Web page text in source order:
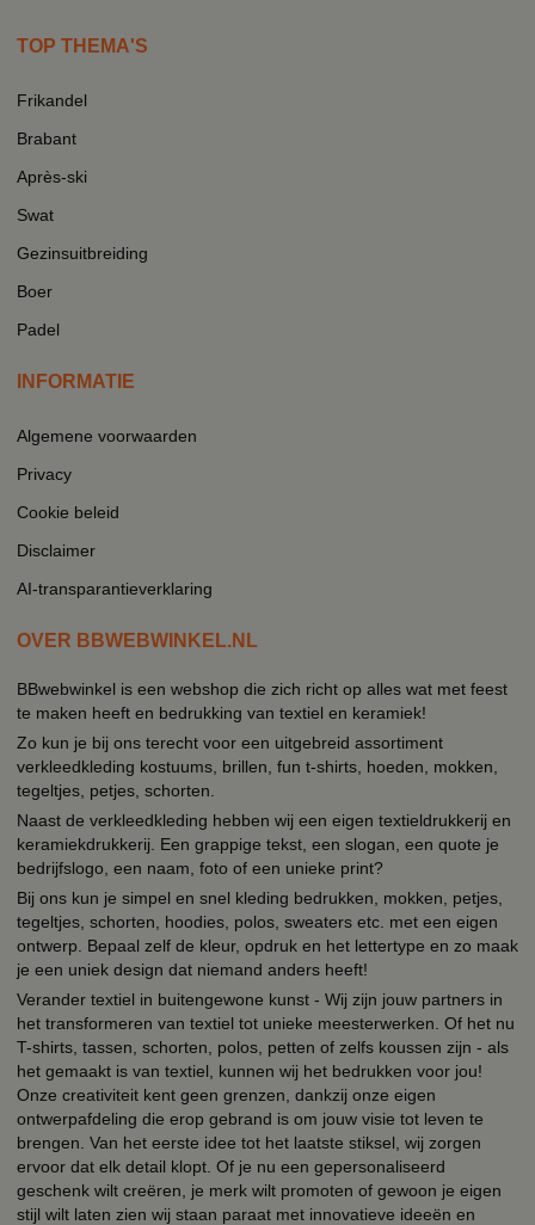
TOP THEMA'S
Frikandel
Brabant
Après-ski
Swat
Gezinsuitbreiding
Boer
Padel
INFORMATIE
Algemene voorwaarden
Privacy
Cookie beleid
Disclaimer
AI-transparantieverklaring
OVER BBWEBWINKEL.NL
BBwebwinkel is een webshop die zich richt op alles wat met feest
te maken heeft en bedrukking van textiel en keramiek!
Zo kun je bij ons terecht voor een uitgebreid assortiment
verkleedkleding kostuums, brillen, fun t-shirts, hoeden, mokken,
tegeltjes, petjes, schorten.
Naast de verkleedkleding hebben wij een eigen textieldrukkerij en
keramiekdrukkerij. Een grappige tekst, een slogan, een quote je
bedrijfslogo, een naam, foto of een unieke print?
Bij ons kun je simpel en snel kleding bedrukken, mokken, petjes,
tegeltjes, schorten, hoodies, polos, sweaters etc. met een eigen
ontwerp. Bepaal zelf de kleur, opdruk en het lettertype en zo maak
je een uniek design dat niemand anders heeft!
Verander textiel in buitengewone kunst - Wij zijn jouw partners in
het transformeren van textiel tot unieke meesterwerken. Of het nu
T-shirts, tassen, schorten, polos, petten of zelfs koussen zijn - als
het gemaakt is van textiel, kunnen wij het bedrukken voor jou!
Onze creativiteit kent geen grenzen, dankzij onze eigen
ontwerpafdeling die erop gebrand is om jouw visie tot leven te
brengen. Van het eerste idee tot het laatste stiksel, wij zorgen
ervoor dat elk detail klopt. Of je nu een gepersonaliseerd
geschenk wilt creëren, je merk wilt promoten of gewoon je eigen
stijl wilt laten zien wij staan paraat met innovatieve ideeën en